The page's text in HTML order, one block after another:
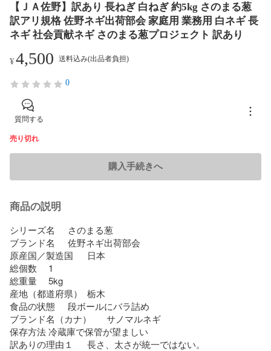
【ＪＡ佐野】訳あり 長ねぎ 白ねぎ 約5kg さのまる葱
訳アリ規格 佐野ネギ出荷部会 家庭用 業務用 白ネギ 長
ネギ 社会貢献ネギ さのまる葱プロジェクト 訳あり
¥4,500 送料込み(出品者負担)
0
質問する
売り切れ
購入手続きへ
商品の説明
シリーズ名	さのまる葱
ブランド名	佐野ネギ出荷部会
原産国／製造国	日本
総個数	1
総重量	5kg
産地（都道府県）	栃木
食品の状態	段ボールにバラ詰め
ブランド名（カナ）	サノマルネギ
保存方法	冷蔵庫で保管が望ましい
訳ありの理由１	長さ、太さが統一ではない。